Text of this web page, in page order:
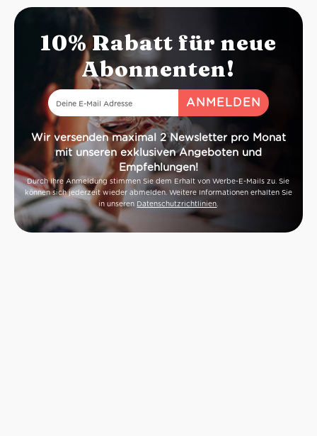
10% Rabatt für neue
Abonnenten!
Wir versenden maximal 2 Newsletter pro Monat
mit unseren exklusiven Angeboten und
Empfehlungen!
Durch Ihre Anmeldung stimmen Sie dem Erhalt von Werbe-E-Mails zu. Sie
können sich jederzeit wieder abmelden. Weitere Informationen erhalten Sie
in unseren Datenschutzrichtlinien.